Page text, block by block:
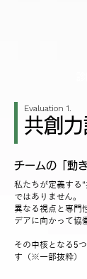
Evaluation 1.
共創
チームの「動
私たちが定義する
ではありません。
異なる視点と専門
デアに向かって協
その中核となる5
す（※一部抜粋）